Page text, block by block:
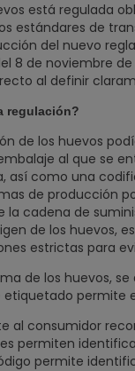
está regulada
estándares de
del nuevo
8 de noviembre
al definir
regulación?
de los huevos
al que se
así como una
de producción
la cadena de
de los huevos,
estrictas para
de los huevos,
permite
al consumidor
permiten
permite